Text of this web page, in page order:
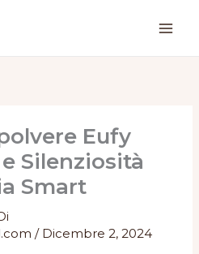
Eufy
Silenziosità
Smart
/ Dicembre 2, 2024